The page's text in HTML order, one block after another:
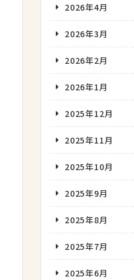
2026年4月
2026年3月
2026年2月
2026年1月
2025年12月
2025年11月
2025年10月
2025年9月
2025年8月
2025年7月
2025年6月